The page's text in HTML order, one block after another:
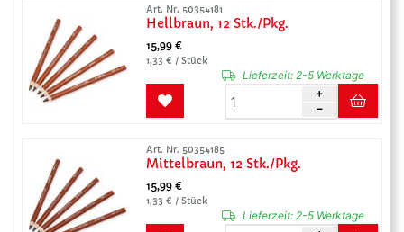
Art. Nr. 50354181
Hellbraun, 12 Stk./Pkg.
15,99 €
1,33 € / Stück
Lieferzeit:2-5 Werktage
Art. Nr. 50354185
Mittelbraun, 12 Stk./Pkg.
15,99 €
1,33 € / Stück
Lieferzeit:2-5 Werktage